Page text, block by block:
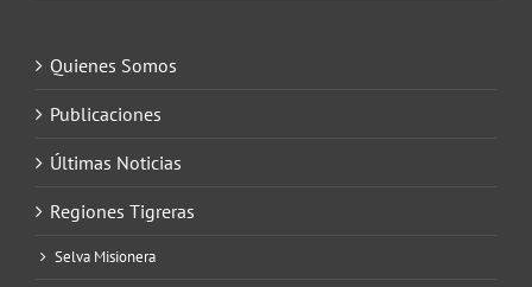
Quienes Somos
Publicaciones
Últimas Noticias
Regiones Tigreras
Selva Misionera